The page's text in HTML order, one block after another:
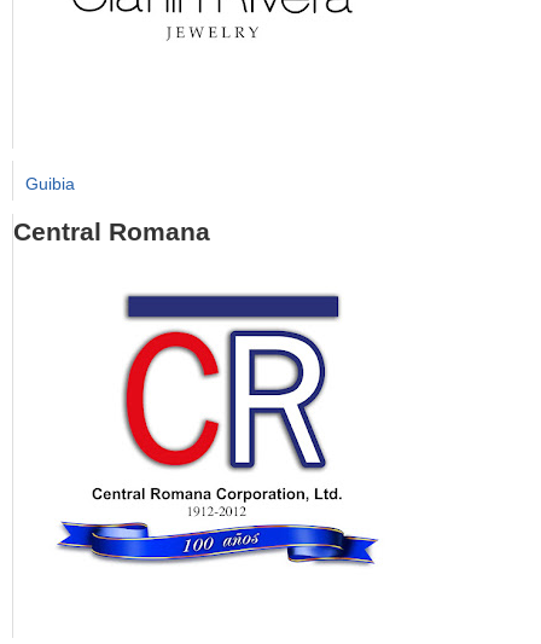
Guibia
Central Romana